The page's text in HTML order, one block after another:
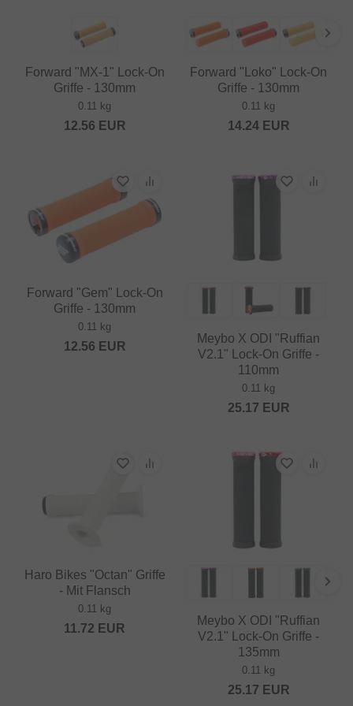
Forward "MX-1" Lock-On
Griffe - 130mm
0.11 kg
12.56 EUR
Forward "Loko" Lock-On
Griffe - 130mm
0.11 kg
14.24EUR
Forward "Gem" Lock-On
Griffe - 130mm
0.11 kg
12.56 EUR
Meybo X ODI "Ruffian
V2.1" Lock-On Griffe -
110mm
0.11 kg
25.17 EUR
Haro Bikes "Octan" Griffe
- Mit Flansch
0.11 kg
11.72 EUR
Meybo X ODI "Ruffian
V2.1" Lock-On Griffe -
135mm
0.11 kg
25.17 EUR